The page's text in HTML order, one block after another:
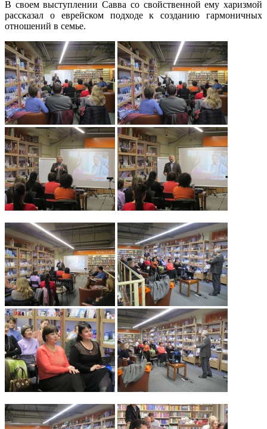
В своем выступлении Савва со свойственной ему харизмой
рассказал о еврейском подходе к созданию гармоничных
отношений в семье.